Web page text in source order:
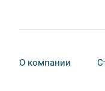
О компании